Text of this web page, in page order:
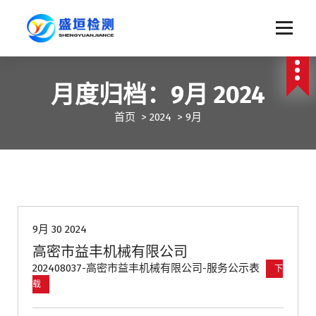
文
月度归档：9月 2024
首页 > 2024 > 9月
9月 30 2024
高密市益丰机械有限公司
202408037-高密市益丰机械有限公司-服务公示表
下
载